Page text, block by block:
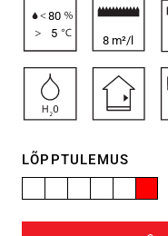
80
5
8 m²/l
LÕPPTULEMUS